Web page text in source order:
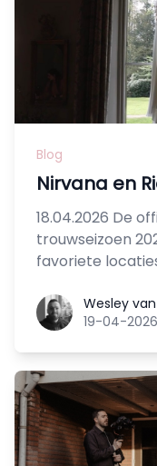
Blog
Nirvana en
18.04.2026 De
trouwseizoen
favoriete
Wesley van
Wesley
19-04-2026